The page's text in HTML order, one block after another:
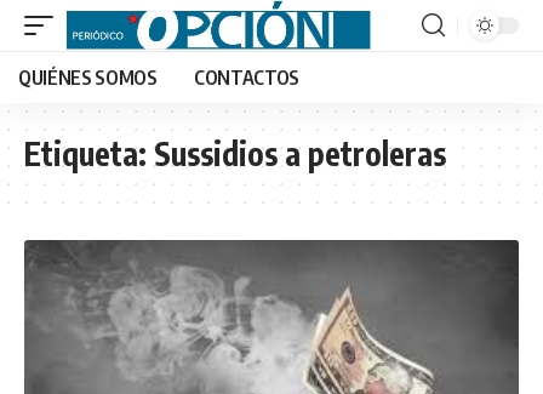
QUIÉNES SOMOS CONTACTOS
Etiqueta:Sussidios a petroleras